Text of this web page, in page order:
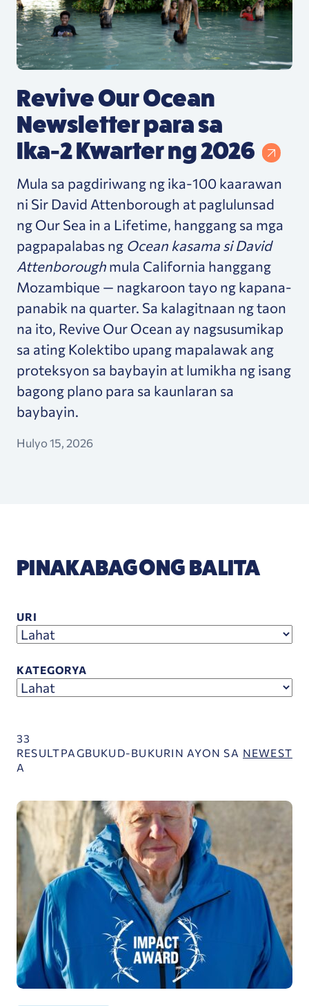
Revive Our Ocean
Newsletter para sa
Ika-2 Kwarter ng 2026
Mula sa pagdiriwang ng ika-100 kaarawan
ni Sir David Attenborough at paglulunsad
ng Our Sea in a Lifetime, hanggang sa mga
pagpapalabas ng Ocean kasama si David
Attenboroughmula California hanggang
Mozambique — nagkaroon tayo ng kapana-
panabik na quarter. Sa kalagitnaan ng taon
na ito, Revive Our Ocean ay nagsusumikap
sa ating Kolektibo upang mapalawak ang
proteksyon sa baybayin at lumikha ng isang
bagong plano para sa kaunlaran sa
baybayin.
Hulyo 15, 2026
PINAKABAGONG BALITA
URI
KATEGORYA
33
RESULT
A
PAGBUKUD-BUKURIN AYON SA NEWEST
Wildscreen Panda Awards 2025